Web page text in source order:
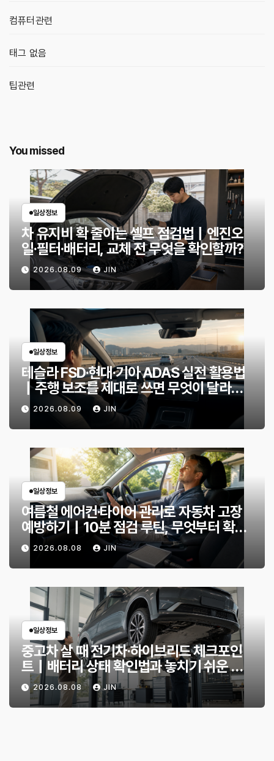
컴퓨터관련
태그 없음
팁관련
You missed
일상정보
차 유지비 확 줄이는 셀프 점검법｜엔진오
일·필터·배터리, 교체 전 무엇을 확인할까?
2026.08.09 JIN
일상정보
테슬라 FSD·현대·기아 ADAS 실전 활용법
｜주행 보조를 제대로 쓰면 무엇이 달라질
까?2026.08.09 JIN
일상정보
여름철 에어컨·타이어 관리로 자동차 고장
예방하기｜10분 점검 루틴, 무엇부터 확인
할까?
2026.08.08 JIN
일상정보
중고차 살 때 전기차·하이브리드 체크포인
트｜배터리 상태 확인법과 놓치기 쉬운 위
험 신호
2026.08.08 JIN